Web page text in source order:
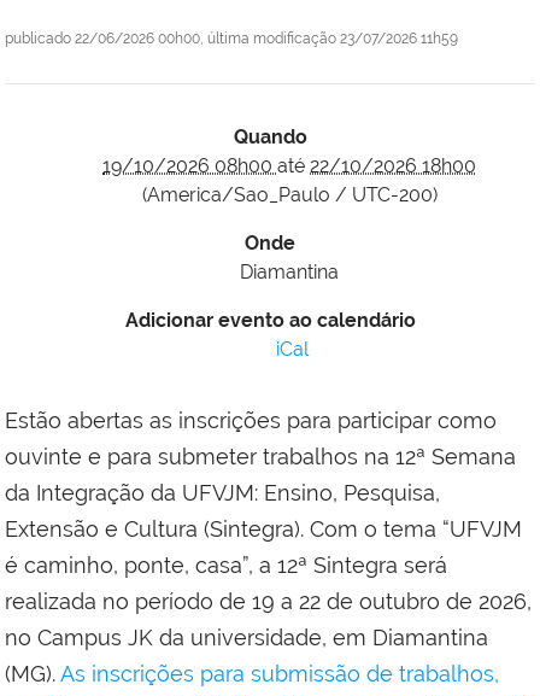
publicado 22/06/2026 00h00, última modificação 23/07/2026 11h59
Quando
19/10/2026 08h00 até 22/10/2026 18h00
(America/Sao_Paulo / UTC-200)
Onde
Diamantina
Adicionar evento ao calendário
iCal
Estão abertas as inscrições para participar como
ouvinte e para submeter trabalhos na 12ª Semana
da Integração da UFVJM: Ensino, Pesquisa,
Extensão e Cultura (Sintegra). Com o tema “UFVJM
é caminho, ponte, casa”, a 12ª Sintegra será
realizada no período de 19 a 22 de outubro de 2026,
no Campus JK da universidade, em Diamantina
(MG).As inscrições para submissão de trabalhos,